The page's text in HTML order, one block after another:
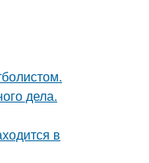
дела.
в